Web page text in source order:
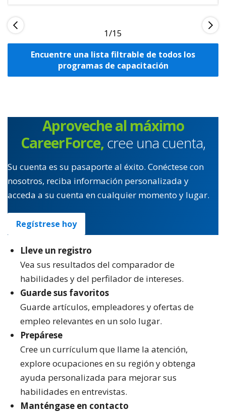
1
Encuentre una lista filtrable de todos los
programas de capacitación
Aproveche al máximo
CareerForce, cree una cuenta,
Su cuenta es su pasaporte al éxito. Conéctese con
nosotros, reciba información personalizada y
acceda a su cuenta en cualquier momento y lugar.
Regístrese hoy
Lleve un registro
Vea sus resultados del comparador de
habilidades y del perfilador de intereses.
Guarde sus favoritos
Guarde artículos, empleadores y ofertas de
empleo relevantes en un solo lugar.
Prepárese
Cree un currículum que llame la atención,
explore ocupaciones en su región y obtenga
ayuda personalizada para mejorar sus
habilidades en entrevistas.
Manténgase en contacto